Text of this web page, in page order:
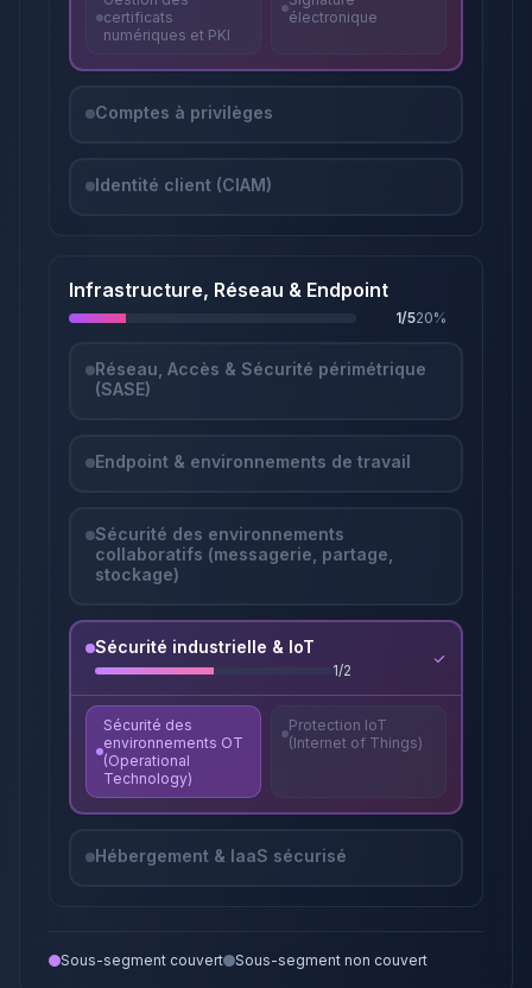
certificats
numériques et PKI
électronique
Comptes à privilèges
Identité client (CIAM)
Infrastructure, Réseau & Endpoint
1/520%
Réseau, Accès & Sécurité périmétrique
(SASE)
Endpoint & environnements de travail
Sécurité des environnements
collaboratifs (messagerie, partage,
stockage)
Sécurité industrielle & IoT
1/2
Sécurité des
environnements OT
(Operational
Technology)
Protection IoT
(Internet of Things)
Hébergement & IaaS sécurisé
Sous-segment couvert Sous-segment non couvert